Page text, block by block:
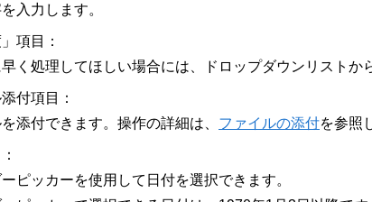
入力します。
項目：
く処理してほしい場合には、ドロップダウンリストか
付項目：
添付できます。操作の詳細は、 ファイルの添付を参照
ピッカーを使用して日付を選択できます。